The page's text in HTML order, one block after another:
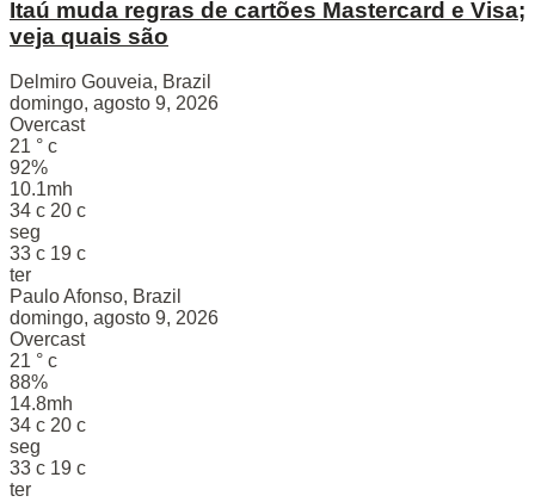
Itaú muda regras de cartões Mastercard e Visa;
veja quais são
Delmiro Gouveia, Brazil
domingo, agosto 9, 2026
Overcast
21 ° c
92%
10.1mh
34 c 20 c
seg
33 c 19 c
ter
Paulo Afonso, Brazil
domingo, agosto 9, 2026
Overcast
21 ° c
88%
14.8mh
34 c 20 c
seg
33 c 19 c
ter